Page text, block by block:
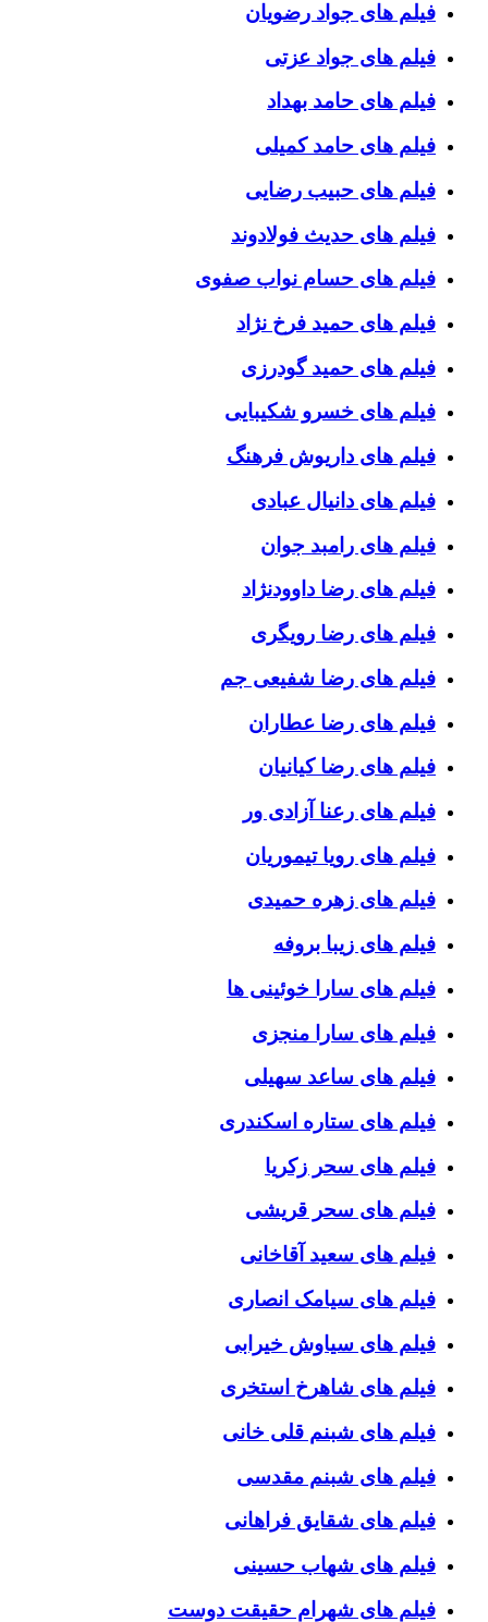
فیلم های جواد رضویان
فیلم های جواد عزتی
فیلم های حامد بهداد
فیلم های حامد کمیلی
فیلم های حبیب رضایی
فیلم های حدیث فولادوند
فیلم های حسام نواب صفوی
فیلم های حمید فرخ نژاد
فیلم های حمید گودرزی
فیلم های خسرو شکیبایی
فیلم های داریوش فرهنگ
فیلم های دانیال عبادی
فیلم های رامبد جوان
فیلم های رضا داوودنژاد
فیلم های رضا رویگری
فیلم های رضا شفیعی جم
فیلم های رضا عطاران
فیلم های رضا کیانیان
فیلم های رعنا آزادی ور
فیلم های رویا تیموریان
فیلم های زهره حمیدی
فیلم های زیبا بروفه
فیلم های سارا خوئینی ها
فیلم های سارا منجزی
فیلم های ساعد سهیلی
فیلم های ستاره اسکندری
فیلم های سحر زکریا
فیلم های سحر قریشی
فیلم های سعید آقاخانی
فیلم های سیامک انصاری
فیلم های سیاوش خیرابی
فیلم های شاهرخ استخری
فیلم های شبنم قلی خانی
فیلم های شبنم مقدسی
فیلم های شقایق فراهانی
فیلم های شهاب حسینی
فیلم های شهرام حقیقت دوست